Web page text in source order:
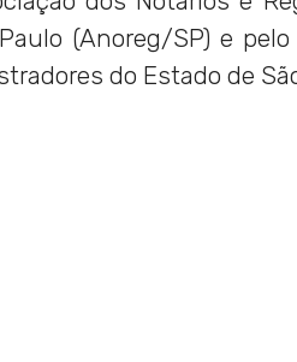
(Anoreg/SP) e
do Estado de